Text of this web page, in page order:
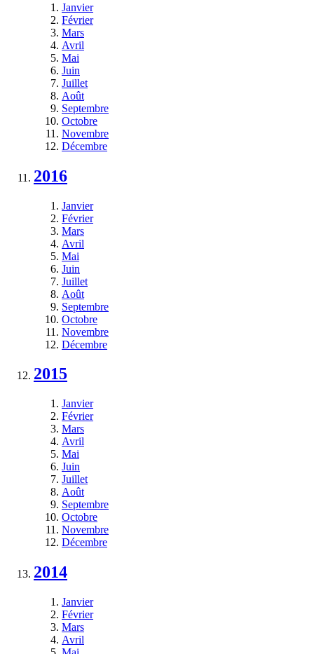
Janvier
Février
Mars
Avril
Mai
Juin
Juillet
Août
Septembre
Octobre
Novembre
Décembre
2016
Janvier
Février
Mars
Avril
Mai
Juin
Juillet
Août
Septembre
Octobre
Novembre
Décembre
2015
Janvier
Février
Mars
Avril
Mai
Juin
Juillet
Août
Septembre
Octobre
Novembre
Décembre
2014
Janvier
Février
Mars
Avril